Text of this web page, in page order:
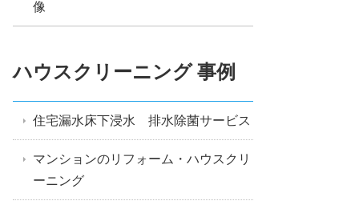
像
ハウスクリーニング 事例
住宅漏水床下浸水 排水除菌サービス
マンションのリフォーム・ハウスクリ
ーニング